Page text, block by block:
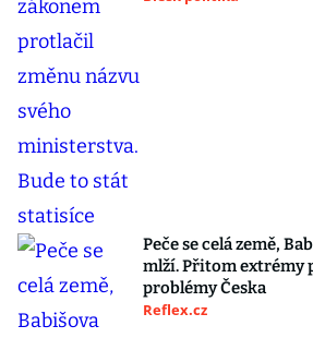
Peče se celá země,
mlží. Přitom extrémy
problémy Česka
Reflex.cz